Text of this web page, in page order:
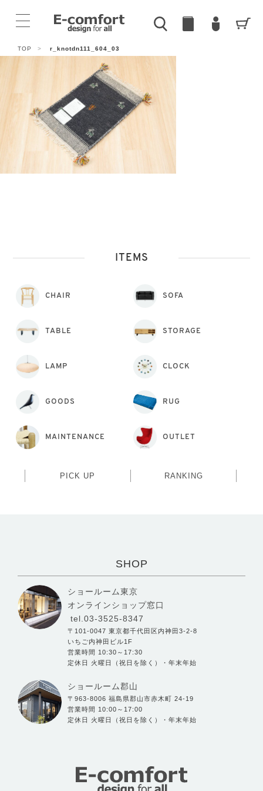
TOP > r_knotdn111_604_03
ITEMS
CHAIR SOFA
TABLE STORAGE
LAMP CLOCK
GOODS RUG
MAINTENANCE OUTLET
PICK UP RANKING
SHOP
ショールーム東京
オンラインショップ窓口
tel.03-3525-8347
〒101-0047 東京都千代田区内神田3-2-8
いちご内神田ビル1F
営業時間 10:30～17:30
定休日 火曜日（祝日を除く）・年末年始
ショールーム郡山
〒963-8006 福島県郡山市赤木町 24-19
営業時間 10:00～17:00
定休日 火曜日（祝日を除く）・年末年始